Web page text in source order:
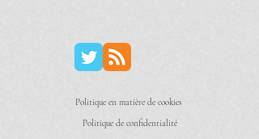
Politique en matière de cookies
Politique de confidentialité